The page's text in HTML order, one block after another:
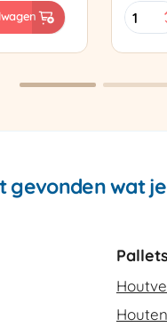
Super
gevonden wat
Pallets